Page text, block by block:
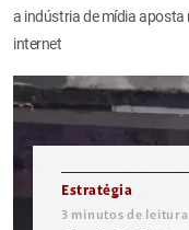
a indústria de mídia
internet
Estratégia
3 minutos de leitura